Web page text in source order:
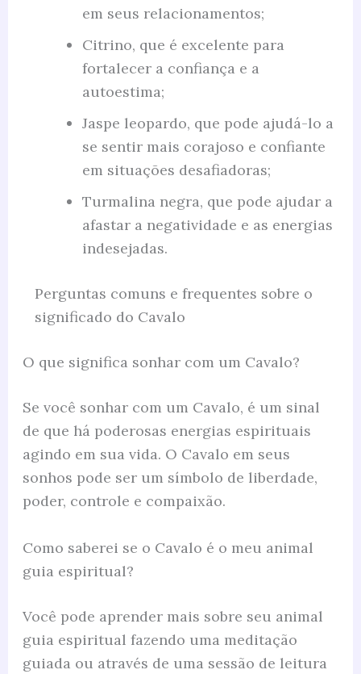
em seus relacionamentos;
Citrino, que é excelente para
fortalecer a confiança e a
autoestima;
Jaspe leopardo, que pode ajudá-lo a
se sentir mais corajoso e confiante
em situações desafiadoras;
Turmalina negra, que pode ajudar a
afastar a negatividade e as energias
indesejadas.
Perguntas comuns e frequentes sobre o
significado do Cavalo
O que significa sonhar com um Cavalo?
Se você sonhar com um Cavalo, é um sinal
de que há poderosas energias espirituais
agindo em sua vida. O Cavalo em seus
sonhos pode ser um símbolo de liberdade,
poder, controle e compaixão.
Como saberei se o Cavalo é o meu animal
guia espiritual?
Você pode aprender mais sobre seu animal
guia espiritual fazendo uma meditação
guiada ou através de uma sessão de leitura